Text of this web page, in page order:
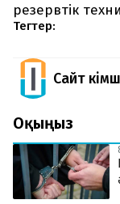
резервтік
Тегтер:
Сайт
Оқыңыз